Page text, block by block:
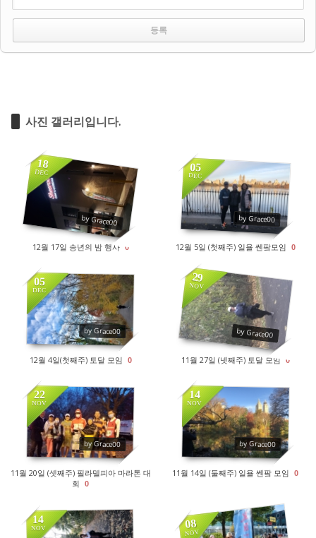
사진 갤러리입니다.
18
DEC
by Grace00
1962
12월 17일 송년의 밤 행사 0
05
DEC
by Grace00
1771
12월 5일 (첫째주) 일욜 쎈팤모임 0
05
DEC
by Grace00
1786
12월 4일(첫째주) 토달 모임 0
29
NOV
by Grace00
1904
11월 27일 (넷째주) 토달 모임 0
22
NOV
by Grace00
1846
11월 20일 (셋째주) 필라델피아 마라톤 대
회
0
14
NOV
by Grace00
1657
11월 14일 (둘째주) 일욜 쎈팤 모임 0
14
NOV 08
NOV